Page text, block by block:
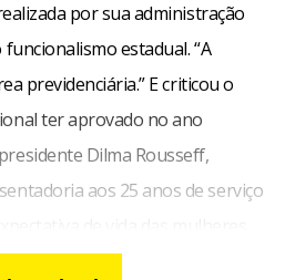
por sua administração
estadual. “A
previdenciária.” E criticou o
ter aprovado no ano
Dilma Rousseff,
aos 25 anos de serviço
a 80 anos”, lembrou,